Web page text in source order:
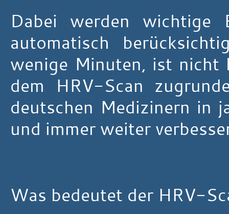
Dabei werden wichtige
automatisch
wenige Minuten, ist nicht
dem HRV-Scan
deutschen Medizinern in
und immer weiter
Was bedeutet der HRV-